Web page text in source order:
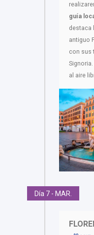
guía
destaca
antiguo
con sus
al aire
Día 7 - MAR.